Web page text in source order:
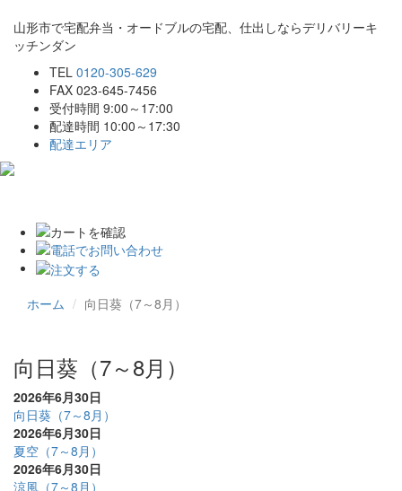
山形市で宅配弁当・オードブルの宅配、仕出しならデリバリーキ
ッチンダン
TEL 0120-305-629
FAX 023-645-7456
受付時間 9:00～17:00
配達時間 10:00～17:30
配達エリア
ホーム 向日葵（7～8月）
向日葵（7～8月）
2026年6月30日
向日葵（7～8月）
2026年6月30日
夏空（7～8月）
2026年6月30日
涼風（7～8月）